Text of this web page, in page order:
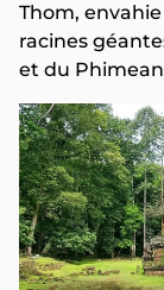
Thom,
racines
et du